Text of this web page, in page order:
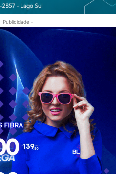
-Publicidade -